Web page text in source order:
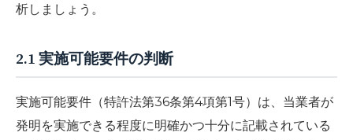
析しましょう。
2.1 実施可能要件の判断
実施可能要件（特許法第36条第4項第1号）は、当業者が
発明を実施できる程度に明確かつ十分に記載されている